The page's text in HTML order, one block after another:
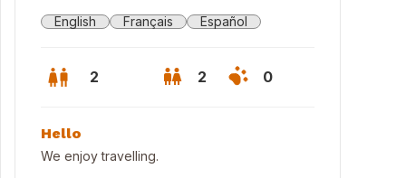
English Français Español
2 2 0
Hello
We enjoy travelling.